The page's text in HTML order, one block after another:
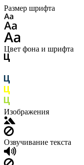
Размер шрифта
Цвет фона и шрифта
Изображения
Озвучивание текста